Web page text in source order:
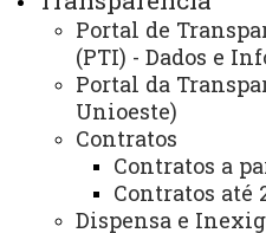
Portal de
(PTI) - Dados e
Portal da
Unioeste)
Contratos
Contratos a
Contratos até
Dispensa e
ASSESSORIAS
Assistência Estudantil
Auditoria Interna
Avaliação Institucional
Convênios e Captação de